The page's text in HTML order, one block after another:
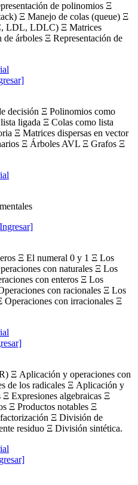
de polinomios Ξ
Ξ Manejo de colas (queue) Ξ
LDL, LDLC) Ξ Matrices
de árboles Ξ Representación de
decisión Ξ Polinomios como
ligada Ξ Colas como lista
Ξ Matrices dispersas en vector
Ξ Árboles AVL Ξ Grafos Ξ
Ξ El numeral 0 y 1 Ξ Los
con naturales Ξ Los
con enteros Ξ Los
con racionales Ξ Los
Operaciones con irracionales Ξ
Ξ Aplicación y operaciones con
de los radicales Ξ Aplicación y
Expresiones algebraicas Ξ
Ξ Productos notables Ξ
Ξ División de
residuo Ξ División sintética.